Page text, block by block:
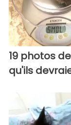
19 photos
qu'ils